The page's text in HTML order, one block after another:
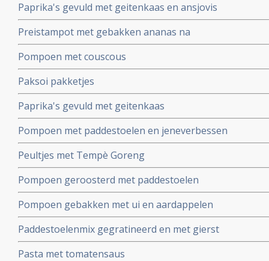
Paprika's gevuld met geitenkaas en ansjovis
Preistampot met gebakken ananas na
Pompoen met couscous
Paksoi pakketjes
Paprika's gevuld met geitenkaas
Pompoen met paddestoelen en jeneverbessen
Peultjes met Tempè Goreng
Pompoen geroosterd met paddestoelen
Pompoen gebakken met ui en aardappelen
Paddestoelenmix gegratineerd en met gierst
Pasta met tomatensaus